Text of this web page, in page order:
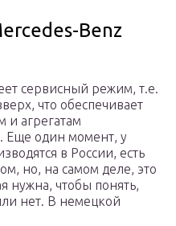
Benz
сервисный режим, т.е.
что обеспечивает
и агрегатам
Еще один момент, у
в России, есть
но, на самом деле, это
нужна, чтобы понять,
нет. В немецкой